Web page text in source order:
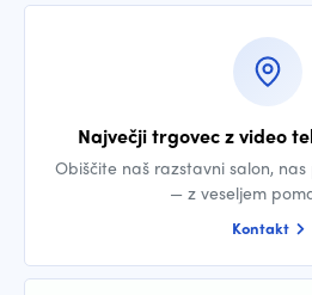
Največji trgovec z video
Obiščite naš razstavni salon,
— z veseljem
Kontakt